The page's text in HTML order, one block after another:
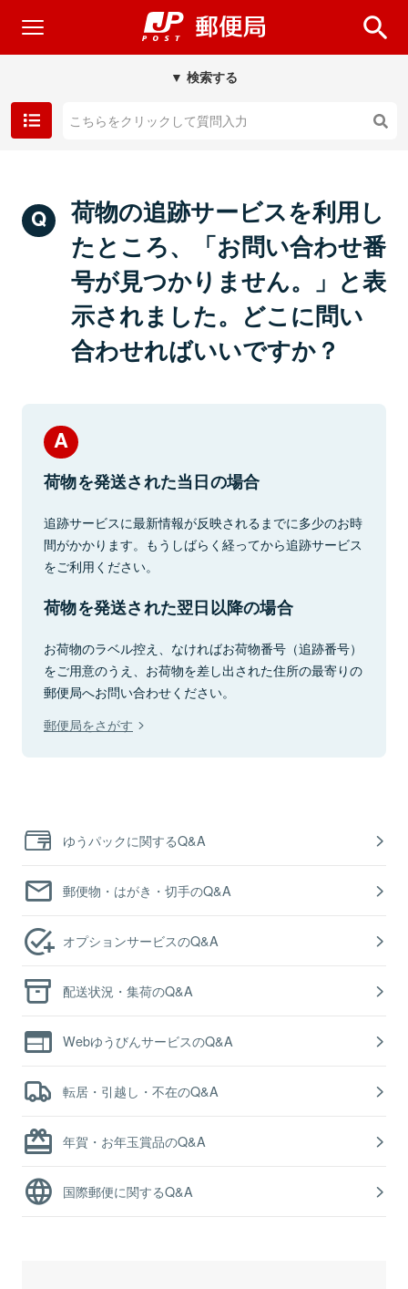
▼ 検索する
荷物の追跡サービスを利用し
たところ、「お問い合わせ番
号が見つかりません。」と表
示されました。どこに問い
合わせればいいですか？
荷物を発送された当日の場合
追跡サービスに最新情報が反映されるまでに多少のお時
間がかかります。もうしばらく経ってから追跡サービス
をご利用ください。
荷物を発送された翌日以降の場合
お荷物のラベル控え、なければお荷物番号（追跡番号）
をご用意のうえ、お荷物を差し出された住所の最寄りの
郵便局へお問い合わせください。
郵便局をさがす
ゆうパックに関するQ&A
郵便物・はがき・切手のQ&A
オプションサービスのQ&A
配送状況・集荷のQ&A
WebゆうびんサービスのQ&A
転居・引越し・不在のQ&A
年賀・お年玉賞品のQ&A
国際郵便に関するQ&A